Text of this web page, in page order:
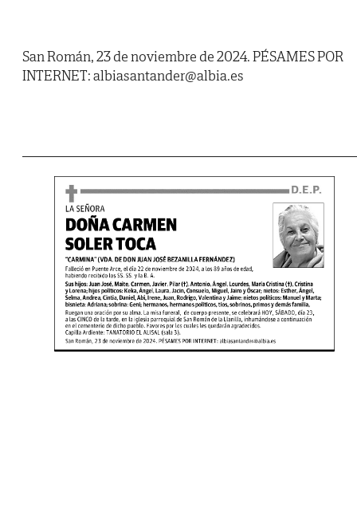
San Román, 23 de noviembre de 2024. PÉSAMES POR
INTERNET: albiasantander@albia.es